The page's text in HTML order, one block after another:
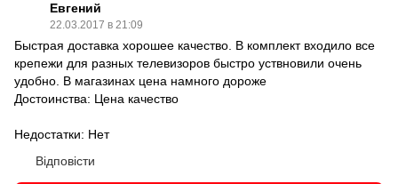
Евгений
22.03.2017 в 21:09
Быстрая доставка хорошее качество. В комплект входило все
крепежи для разных телевизоров быстро уствновили очень
удобно. В магазинах цена намного дороже
Достоинства: Цена качество
Недостатки: Нет
Відповісти